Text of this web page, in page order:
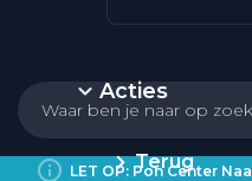
Acties
Terug
LET OP: Pon Center